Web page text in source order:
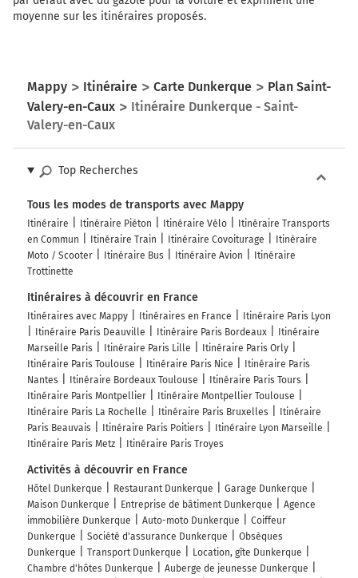
moyenne sur les itinéraires proposés.
Mappy Itinéraire Carte Dunkerque
Plan Saint-
Valery-en-Caux
Itinéraire Dunkerque - Saint-
Valery-en-Caux
Top Recherches
Tous les modes de transports avec Mappy
Itinéraire Itinéraire Piéton Itinéraire Vélo
Itinéraire Transports
en Commun
Itinéraire Train Itinéraire Covoiturage
Itinéraire
Moto / Scooter
Itinéraire Bus Itinéraire Avion
Itinéraire
Trottinette
Itinéraires à découvrir en France
Itinéraires avec Mappy Itinéraires en France
Itinéraire Paris Lyon
Itinéraire Paris Deauville
Itinéraire Paris Bordeaux
Itinéraire
Marseille Paris
Itinéraire Paris Lille
Itinéraire Paris Orly
Itinéraire Paris Toulouse
Itinéraire Paris Nice
Itinéraire Paris
Nantes
Itinéraire Bordeaux Toulouse
Itinéraire Paris Tours
Itinéraire Paris Montpellier
Itinéraire Montpellier Toulouse
Itinéraire Paris La Rochelle
Itinéraire Paris Bruxelles
Itinéraire
Paris Beauvais
Itinéraire Paris Poitiers
Itinéraire Lyon Marseille
Itinéraire Paris Metz
Itinéraire Paris Troyes
Activités à découvrir en France
Hôtel Dunkerque Restaurant Dunkerque
Garage Dunkerque
Maison Dunkerque
Entreprise de bâtiment Dunkerque
Agence
immobilière Dunkerque
Auto-moto Dunkerque
Coiffeur
Dunkerque
Société d'assurance Dunkerque
Obsèques
Dunkerque
Transport Dunkerque
Location, gîte Dunkerque
Chambre d'hôtes Dunkerque
Auberge de jeunesse Dunkerque